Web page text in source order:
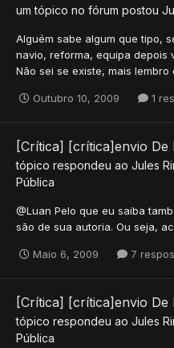
um tópico no fórum postou
Alguém sabe algum que tipo,
navio, reforma, equipa depois
Não sei se existe, mais
Outubro 10, 2009 1
[Crítica] [crítica]envio De
tópico respondeu ao Jules
Pública
@Luan Pelo que eu saiba
são de sua autoria. Ou seja,
Maio 6, 2009 7
[Crítica] [crítica]envio De
tópico respondeu ao Jules
Pública